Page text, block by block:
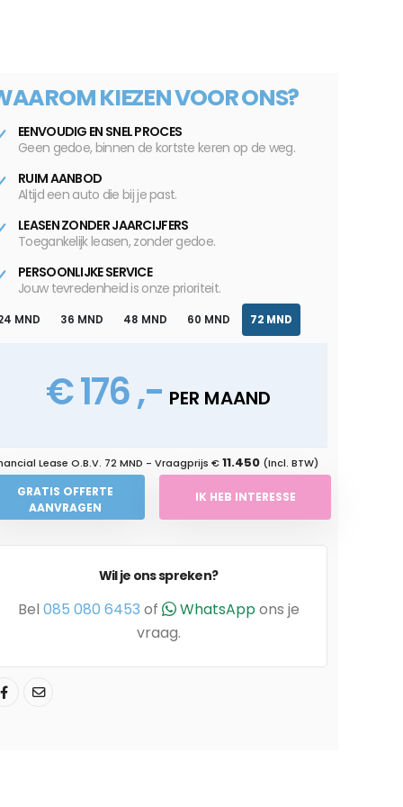
KIEZEN VOOR ONS?
EENVOUDIG EN SNEL PROCES
Geen gedoe, binnen de kortste keren op de weg.
RUIM AANBOD
Altijd een auto die bij je past.
LEASEN ZONDER JAARCIJFERS
Toegankelijk leasen, zonder gedoe.
PERSOONLIJKE SERVICE
Jouw tevredenheid is onze prioriteit.
MND 36 MND 48 MND 60 MND 72 MND
€ 176 ,- PER MAAND
Lease O.B.V. 72 MND - Vraagprijs €11.450 (Incl. BTW)
GRATIS OFFERTE
AANVRAGEN
IK HEB INTERESSE
Wil je ons spreken?
Bel 085 080 6453 of WhatsAppons je
vraag.